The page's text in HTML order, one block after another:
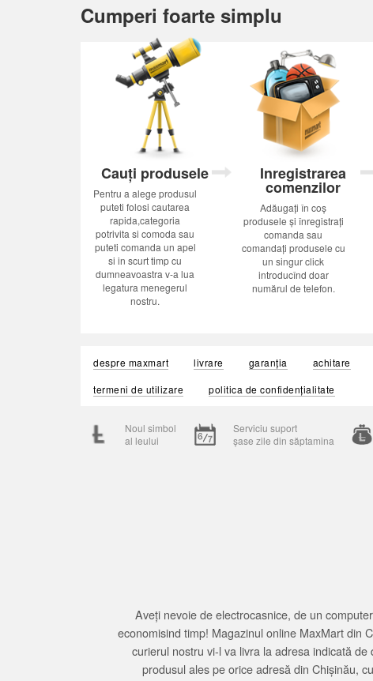
Cumperi foarte simplu
Cauți produsele
Pentru a alege produsul
puteti folosi cautarea
rapida,categoria
potrivita si comoda sau
puteti comanda un apel
si in scurt timp cu
dumneavoastra v-a lua
legatura menegerul
nostru.
Inregistrarea
comenzilor
Adăugați în coș
produsele și înregistrați
comanda sau
comandați produsele cu
un singur click
introducînd doar
numărul de telefon.
despre maxmart livrare garanția achitare
termeni de utilizare
politica de confidențialitate
Noul simbol
al leului
Serviciu suport
șase zile din săptamina
Aveți nevoie de electrocasnice, de un
economisind timp! Magazinul online MaxMart din
curierul nostru vi-l va livra la adresa indicată
produsul ales pe orice adresă din Chișinău,